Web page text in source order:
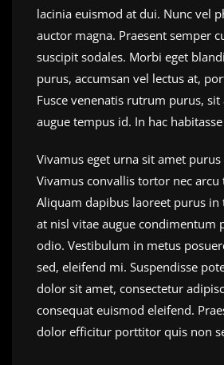
lacinia euismod at dui. Nunc vel
auctor magna. Praesent semper
suscipit sodales. Morbi eget
purus, accumsan vel lectus at,
Fusce venenatis rutrum purus, sit
augue tempus id. In hac
Vivamus eget urna sit amet
Vivamus convallis tortor nec
Aliquam dapibus laoreet purus in
at nisl vitae augue condimentum
odio. Vestibulum in metus
sed, eleifend mi. Suspendisse
dolor sit amet, consectetur
consequat euismod eleifend.
dolor efficitur porttitor quis non